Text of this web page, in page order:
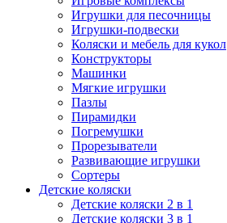
Игрушки для песочницы
Игрушки-подвески
Коляски и мебель для кукол
Конструкторы
Машинки
Мягкие игрушки
Пазлы
Пирамидки
Погремушки
Прорезыватели
Развивающие игрушки
Сортеры
Детские коляски
Детские коляски 2 в 1
Детские коляски 3 в 1